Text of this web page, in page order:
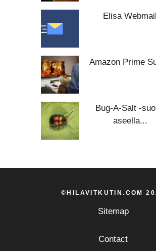
Elisa Webmail
Amazon Prime
Bug-A-Salt -
aseella...
©HILAVITKUTIN.COM
Sitemap
Contact